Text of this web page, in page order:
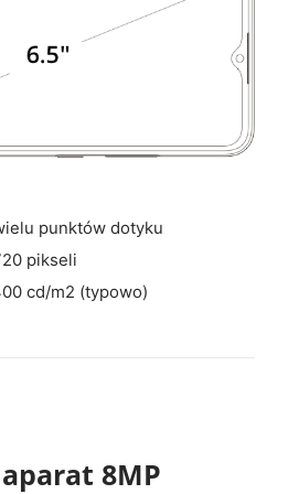
punktów dotyku
pikseli
cd/m2 (typowo)
8MP